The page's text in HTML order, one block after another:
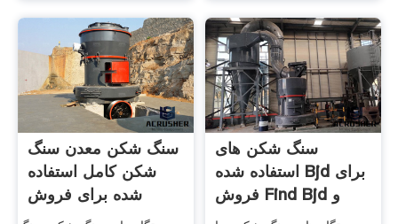
سنگ شکن معدن سنگ
شکن کامل استفاده
شده برای فروش
سنگ شکن های
استفاده شده Bjd برای
فروش Find Bjd و
بیشتر